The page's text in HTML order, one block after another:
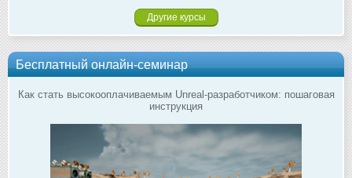
Другие курсы
Бесплатный онлайн-семинар
Как стать высокооплачиваемым Unreal-разработчиком: пошаговая
инструкция